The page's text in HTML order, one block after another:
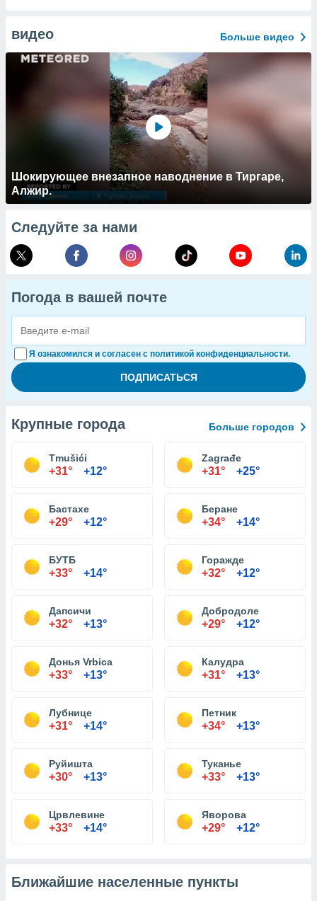
видео Больше видео
Шокирующее внезапное наводнение в Тиргаре,
Алжир.
Следуйте за нами
Погода в вашей почте
Я ознакомился и согласен с политикой конфиденциальности.
Крупные города Больше городов
Tmušići
+31° +12°
Zagrađe
+31° +25°
Бастахе
+29° +12°
Беране
+34° +14°
БУТБ
+33° +14°
Горажде
+32° +12°
Дапсичи
+32° +13°
Добродоле
+29° +12°
Донья Vrbica
+33° +13°
Калудра
+31° +13°
Лубнице
+31° +14°
Петник
+34° +13°
Руйишта
+30° +13°
Туканье
+33° +13°
Црвлевине
+33° +14°
Яворова
+29° +12°
Ближайшие населенные пункты